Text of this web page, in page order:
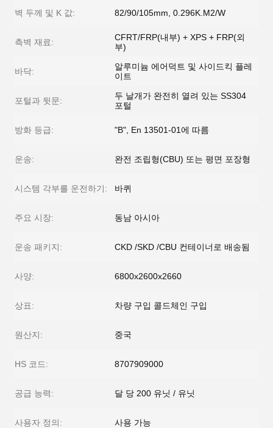
벽 두께 및 K 값: 82/90/105mm, 0.296K.M2/W
측벽 재료:
CFRT/FRP(내부) + XPS + FRP(외
부)
바닥:
알루미늄 에어덕트 및 사이드킥 플레
이트
포털과 뒷문:
두 날개가 완전히 열려 있는 SS304
포털
방화 등급: "B", En 13501-01에 따름
운송: 완전 조립형(CBU) 또는 평면 포장형
시스템 각부를 운전하기: 바퀴
주요 시장: 동남 아시아
운송 패키지: CKD /SKD /CBU 컨테이너로 배송됨
사양: 6800x2600x2660
상표: 차량 구입 콜드체인 구입
원산지: 중국
HS 코드: 8707909000
공급 능력: 달 당 200 유닛 / 유닛
사용자 정의: 사용 가능